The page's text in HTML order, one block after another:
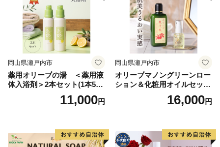
岡山県瀬戸内市
薬用オリーブの湯 ＜薬用液
体入浴剤＞2本セット(1本500
11,000円
岡山県瀬戸内市
オリーブマノングリーンロー
ション＆化粧用オイルセット
美容グッズ スキンケア 化粧
16,000円